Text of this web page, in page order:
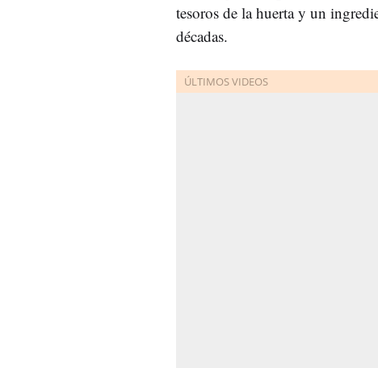
tesoros de la huerta y un
décadas.